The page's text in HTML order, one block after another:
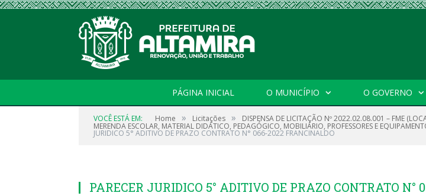
PÁGINA INICIAL O MUNICÍPIO O GOVERNO
VOCÊ ESTÁ EM: Home » Licitações » DISPENSA DE LICITAÇÃO Nº 2022.02.08.001 – FME
MERENDA ESCOLAR, MATERIAL DIDÁTICO, PEDAGÓGICO, MOBILIÁRIO, PROFESSORES E
JURIDICO 5° ADITIVO DE PRAZO CONTRATO N° 066-2022 FRANCINALDO
PARECER JURIDICO 5° ADITIVO DE PRAZO CONTRATO N°